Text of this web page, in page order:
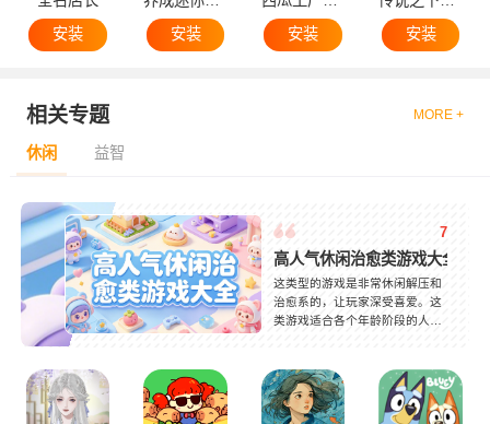
安装
安装
安装
安装
相关专题 MORE +
休闲 益智
7
高人气休闲治愈类游戏大全
这类型的游戏是非常休闲解压和
治愈系的，让玩家深受喜爱。这
类游戏适合各个年龄阶段的人，
被治愈的过程中还可以缓解压
力，放松身心，游戏操作简单，
很容易就能够上手，内容丰富，